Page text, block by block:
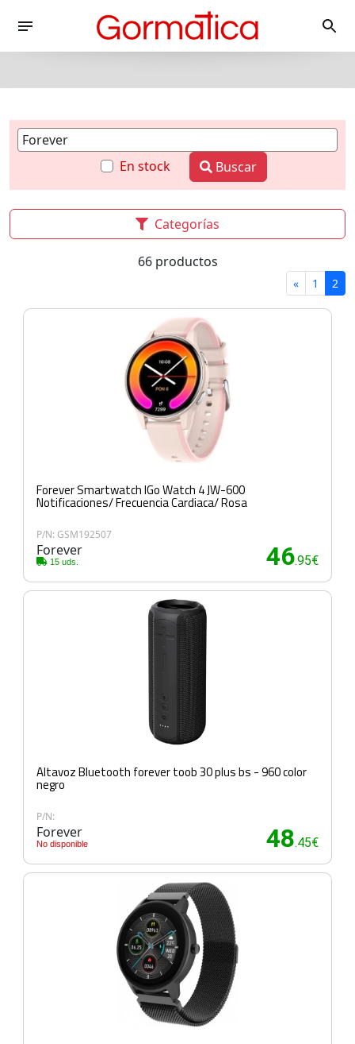
En stock Buscar
Categorías
66 productos
« 1 2
Forever Smartwatch IGo Watch 4 JW-600
Notificaciones/ Frecuencia Cardiaca/ Rosa
P/N: GSM192507
Forever
15 uds. 46.95€
Altavoz Bluetooth forever toob 30 plus bs - 960 color
negro
P/N:
Forever
No disponible 48.45€